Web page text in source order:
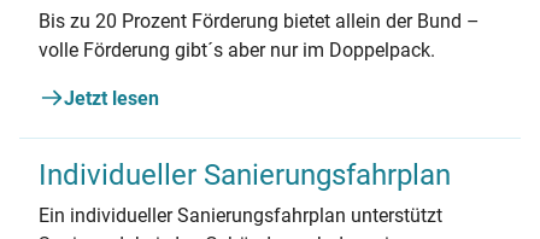
Bis zu 20 Prozent Förderung bietet allein der Bund –
volle Förderung gibt´s aber nur im Doppelpack.
Jetzt lesen
Individueller Sanierungsfahrplan
Ein individueller Sanierungsfahrplan unterstützt